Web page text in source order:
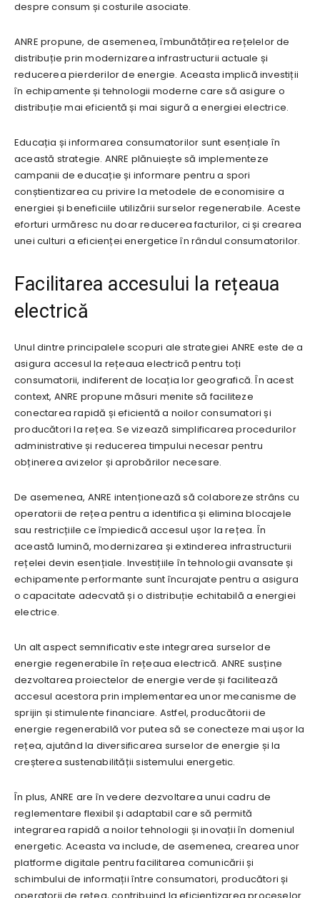
despre consum și costurile asociate.
ANRE propune, de asemenea, îmbunătățirea rețelelor de
distribuție prin modernizarea infrastructurii actuale și
reducerea pierderilor de energie. Aceasta implică investiții
în echipamente și tehnologii moderne care să asigure o
distribuție mai eficientă și mai sigură a energiei electrice.
Educația și informarea consumatorilor sunt esențiale în
această strategie. ANRE plănuiește să implementeze
campanii de educație și informare pentru a spori
conștientizarea cu privire la metodele de economisire a
energiei și beneficiile utilizării surselor regenerabile. Aceste
eforturi urmăresc nu doar reducerea facturilor, ci și crearea
unei culturi a eficienței energetice în rândul consumatorilor.
Facilitarea accesului la rețeaua
electrică
Unul dintre principalele scopuri ale strategiei ANRE este de a
asigura accesul la rețeaua electrică pentru toți
consumatorii, indiferent de locația lor geografică. În acest
context, ANRE propune măsuri menite să faciliteze
conectarea rapidă și eficientă a noilor consumatori și
producători la rețea. Se vizează simplificarea procedurilor
administrative și reducerea timpului necesar pentru
obținerea avizelor și aprobărilor necesare.
De asemenea, ANRE intenționează să colaboreze strâns cu
operatorii de rețea pentru a identifica și elimina blocajele
sau restricțiile ce împiedică accesul ușor la rețea. În
această lumină, modernizarea și extinderea infrastructurii
rețelei devin esențiale. Investițiile în tehnologii avansate și
echipamente performante sunt încurajate pentru a asigura
o capacitate adecvată și o distribuție echitabilă a energiei
electrice.
Un alt aspect semnificativ este integrarea surselor de
energie regenerabile în rețeaua electrică. ANRE susține
dezvoltarea proiectelor de energie verde și facilitează
accesul acestora prin implementarea unor mecanisme de
sprijin și stimulente financiare. Astfel, producătorii de
energie regenerabilă vor putea să se conecteze mai ușor la
rețea, ajutând la diversificarea surselor de energie și la
creșterea sustenabilității sistemului energetic.
În plus, ANRE are în vedere dezvoltarea unui cadru de
reglementare flexibil și adaptabil care să permită
integrarea rapidă a noilor tehnologii și inovații în domeniul
energetic. Aceasta va include, de asemenea, crearea unor
platforme digitale pentru facilitarea comunicării și
schimbului de informații între consumatori, producători și
operatorii de rețea, contribuind la eficientizarea proceselor